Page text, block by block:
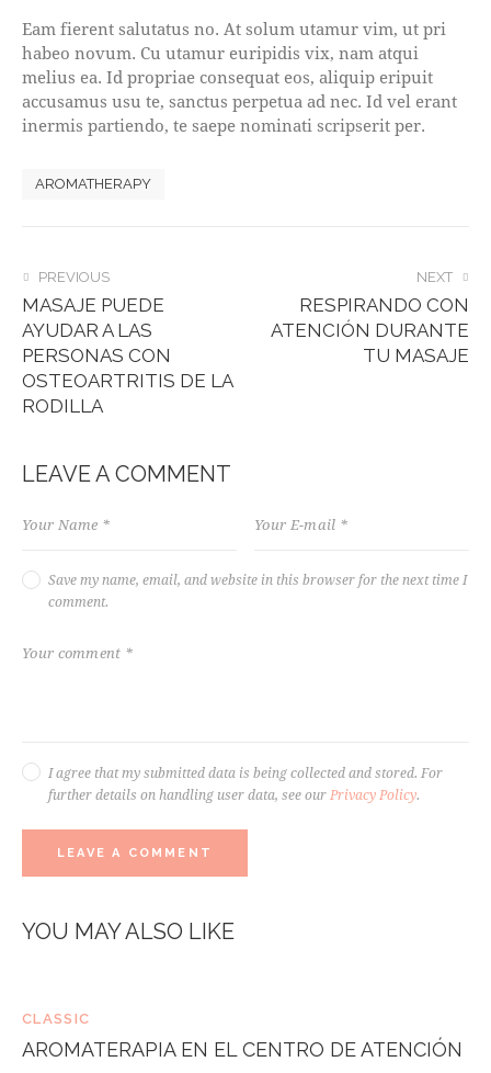
Eam fierent salutatus no. At solum utamur vim, ut pri
habeo novum. Cu utamur euripidis vix, nam atqui
melius ea. Id propriae consequat eos, aliquip eripuit
accusamus usu te, sanctus perpetua ad nec. Id vel erant
inermis partiendo, te saepe nominati scripserit per.
AROMATHERAPY
POST
NAVIGATION
PREVIOUS
MASAJE PUEDE
AYUDAR A LAS
PERSONAS CON
OSTEOARTRITIS DE LA
RODILLA
NEXT
RESPIRANDO CON
ATENCIÓN DURANTE
TU MASAJE
LEAVE A COMMENT
Save my name, email, and website in this browser for the next time I
comment.
I agree that my submitted data is being collected and stored. For
further details on handling user data, see our Privacy Policy.
YOU MAY ALSO LIKE
CLASSIC
AROMATERAPIA EN EL CENTRO DE ATENCIÓN